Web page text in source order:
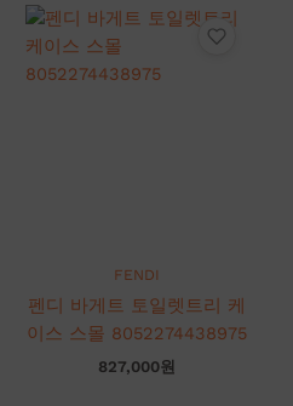
FENDI
펜디 바게트 토일렛트리 케
이스 스몰 8052274438975
827,000원